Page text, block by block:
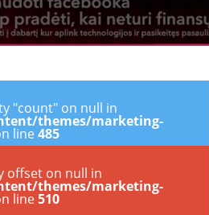
"count" on null in
themes/marketing-
line 485
offset on null in
themes/marketing-
line510